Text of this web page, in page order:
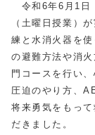
令和6年6月1日
（土曜日授業）
練と水消火器を
の避難方法や消
門コースを行い
圧迫のやり方、
将来勇気をもっ
だきました。